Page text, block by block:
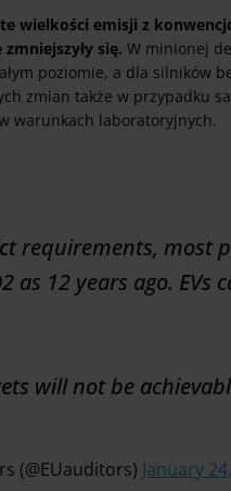
wielkości emisji z
się. W minionej
poziomie, a dla silników
zmian także w przypadku
warunkach laboratoryjnych.
requirements,
as 12 years ago. EVs
will not be
(@EUauditors) January